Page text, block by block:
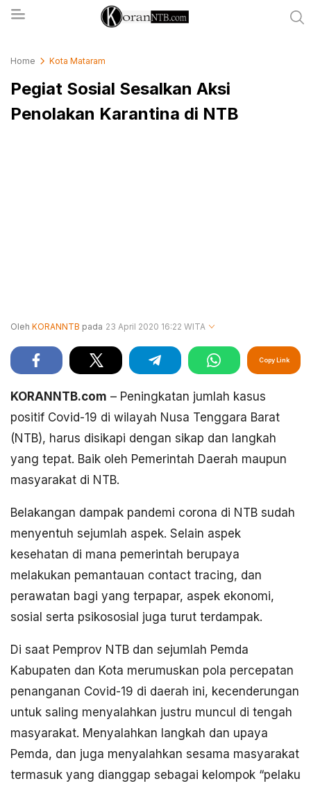
Home Kota Mataram
Pegiat Sosial Sesalkan Aksi
Penolakan Karantina di NTB
Oleh KORANNTB pada 23 April 2020 16:22 WITA
Copy Link
KORANNTB.com – Peningkatan jumlah kasus
positif Covid-19 di wilayah Nusa Tenggara Barat
(NTB), harus disikapi dengan sikap dan langkah
yang tepat. Baik oleh Pemerintah Daerah maupun
masyarakat di NTB.
Belakangan dampak pandemi corona di NTB sudah
menyentuh sejumlah aspek. Selain aspek
kesehatan di mana pemerintah berupaya
melakukan pemantauan contact tracing, dan
perawatan bagi yang terpapar, aspek ekonomi,
sosial serta psikososial juga turut terdampak.
Di saat Pemprov NTB dan sejumlah Pemda
Kabupaten dan Kota merumuskan pola percepatan
penanganan Covid-19 di daerah ini, kecenderungan
untuk saling menyalahkan justru muncul di tengah
masyarakat. Menyalahkan langkah dan upaya
Pemda, dan juga menyalahkan sesama masyarakat
termasuk yang dianggap sebagai kelompok “pelaku